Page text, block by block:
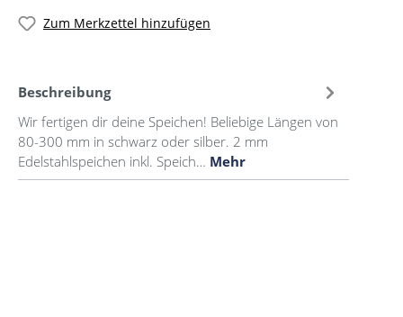
Zum Merkzettel hinzufügen
Beschreibung
Wir fertigen dir deine Speichen! Beliebige Längen von
80-300 mm in schwarz oder silber. 2 mm
Edelstahlspeichen inkl. Speich… Mehr